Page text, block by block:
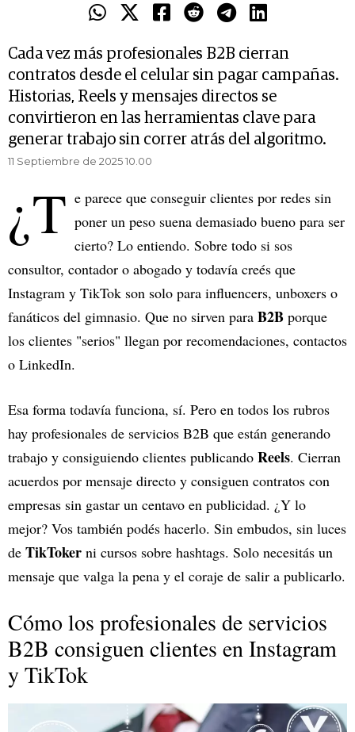
Cada vez más profesionales B2B cierran
contratos desde el celular sin pagar campañas.
Historias, Reels y mensajes directos se
convirtieron en las herramientas clave para
generar trabajo sin correr atrás del algoritmo.
11 Septiembre de 2025 10.00
¿T e parece que conseguir clientes por redes sin
poner un peso suena demasiado bueno para ser
cierto? Lo entiendo. Sobre todo si sos
consultor, contador o abogado y todavía creés que
Instagram y TikTok son solo para influencers, unboxers o
fanáticos del gimnasio. Que no sirven para B2B porque
los clientes "serios" llegan por recomendaciones, contactos
o LinkedIn.
Esa forma todavía funciona, sí. Pero en todos los rubros
hay profesionales de servicios B2B que están generando
trabajo y consiguiendo clientes publicando Reels. Cierran
acuerdos por mensaje directo y consiguen contratos con
empresas sin gastar un centavo en publicidad. ¿Y lo
mejor? Vos también podés hacerlo. Sin embudos, sin luces
de TikToker ni cursos sobre hashtags. Solo necesitás un
mensaje que valga la pena y el coraje de salir a publicarlo.
Cómo los profesionales de servicios
B2B consiguen clientes en Instagram
y TikTok